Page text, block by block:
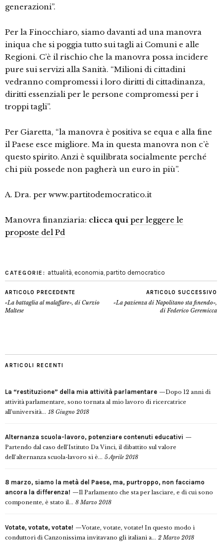
generazioni”.
Per la Finocchiaro, siamo davanti ad una manovra
iniqua che si poggia tutto sui tagli ai Comuni e alle
Regioni. C’è il rischio che la manovra possa incidere
pure sui servizi alla Sanità. “Milioni di cittadini
vedranno compromessi i loro diritti di cittadinanza,
diritti essenziali per le persone compromessi per i
troppi tagli”.
Per Giaretta, “la manovra è positiva se equa e alla fine
il Paese esce migliore. Ma in questa manovra non c’è
questo spirito. Anzi è squilibrata socialmente perché
chi più possede non pagherà un euro in più”.
A. Dra. per www.partitodemocratico.it
Manovra finanziaria: clicca qui per leggere le
proposte del Pd
CATEGORIE: attualità, economia, partito democratico
ARTICOLO PRECEDENTE
«La battaglia al malaffare», di Curzio
Maltese
ARTICOLO SUCCESSIVO
«La pazienza di Napolitano sta finendo»,
di Federico Geremicca
ARTICOLI RECENTI
La “restituzione” della mia attività parlamentare
Dopo 12 anni di
attività parlamentare, sono tornata al mio lavoro di ricercatrice
all’università... 18 Giugno 2018
Alternanza scuola-lavoro, potenziare contenuti educativi
Partendo dal caso dell’Istituto Da Vinci, il dibattito sul valore
dell’alternanza scuola-lavoro si è... 5 Aprile 2018
8 marzo, siamo la metà del Paese, ma, purtroppo, non facciamo
ancora la differenza!
Il Parlamento che sta per lasciare, e di cui sono
componente, è stato il... 8 Marzo 2018
Votate, votate, votate!
Votate, votate, votate! In questo modo i
conduttori di Canzonissima invitavano gli italiani a... 2 Marzo 2018